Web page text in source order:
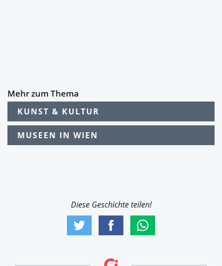
Mehr zum Thema
KUNST & KULTUR
MUSEEN IN WIEN
Diese Geschichte teilen!